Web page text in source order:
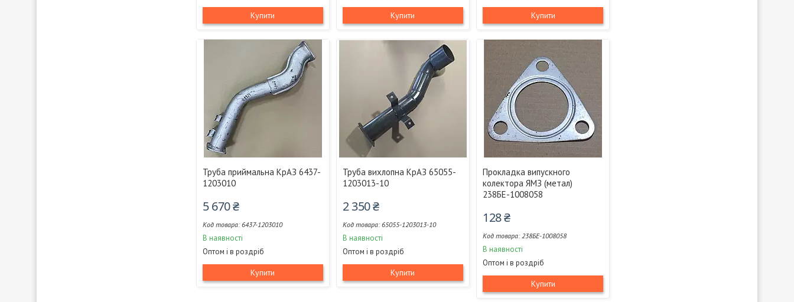
Купити Купити Купити
Труба приймальна КрАЗ 6437-
1203010
5 670 ₴
6437-1203010
В наявності
Оптом і в роздріб
Купити
Труба вихлопна КрАЗ 65055-
1203013-10
2 350 ₴
65055-1203013-10
В наявності
Оптом і в роздріб
Купити
Прокладка випускного
колектора ЯМЗ (метал)
238БЕ-1008058
128 ₴
238БЕ-1008058
В наявності
Оптом і в роздріб
Купити